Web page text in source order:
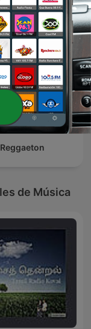
Reggaeton
de Música